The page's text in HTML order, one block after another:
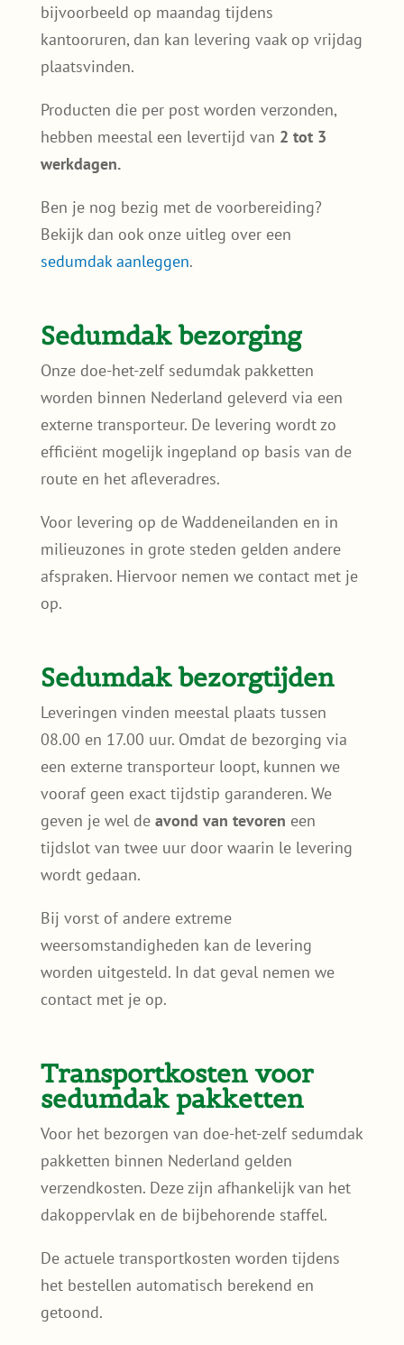
bijvoorbeeld op maandag tijdens
kantooruren, dan kan levering vaak op vrijdag
plaatsvinden.
Producten die per post worden verzonden,
hebben meestal een levertijd van 2 tot 3
werkdagen.
Ben je nog bezig met de voorbereiding?
Bekijk dan ook onze uitleg over een
sedumdak aanleggen.
Sedumdak bezorging
Onze doe-het-zelf sedumdak pakketten
worden binnen Nederland geleverd via een
externe transporteur. De levering wordt zo
efficiënt mogelijk ingepland op basis van de
route en het afleveradres.
Voor levering op de Waddeneilanden en in
milieuzones in grote steden gelden andere
afspraken. Hiervoor nemen we contact met je
op.
Sedumdak bezorgtijden
Leveringen vinden meestal plaats tussen
08.00 en 17.00 uur. Omdat de bezorging via
een externe transporteur loopt, kunnen we
vooraf geen exact tijdstip garanderen. We
geven je wel de avond van tevoren een
tijdslot van twee uur door waarin le levering
wordt gedaan.
Bij vorst of andere extreme
weersomstandigheden kan de levering
worden uitgesteld. In dat geval nemen we
contact met je op.
Transportkosten voor
sedumdak pakketten
Voor het bezorgen van doe-het-zelf sedumdak
pakketten binnen Nederland gelden
verzendkosten. Deze zijn afhankelijk van het
dakoppervlak en de bijbehorende staffel.
De actuele transportkosten worden tijdens
het bestellen automatisch berekend en
getoond.